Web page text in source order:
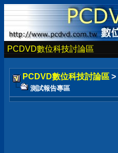
PCDVD數位科技討論區
PCDVD數位科技討論區 >
測試報告專區